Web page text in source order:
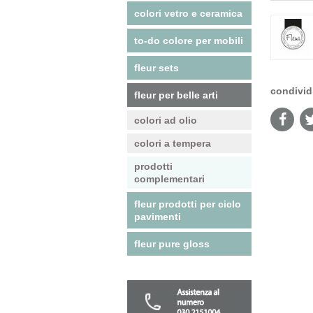
colori vetro e ceramica
to-do colore per mobili
fleur sets
fleur per belle arti
colori ad olio
colori a tempera
prodotti
complementari
fleur prodotti per ciclo
pavimenti
fleur pure gloss